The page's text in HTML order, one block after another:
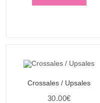
Crossales / Upsales
30.00€